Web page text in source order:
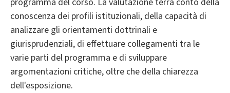
conoscenza dei profili istituzionali, della capacità di
analizzare gli orientamenti dottrinali e
giurisprudenziali, di effettuare collegamenti tra le
varie parti del programma e di sviluppare
argomentazioni critiche, oltre che della chiarezza
dell'esposizione.